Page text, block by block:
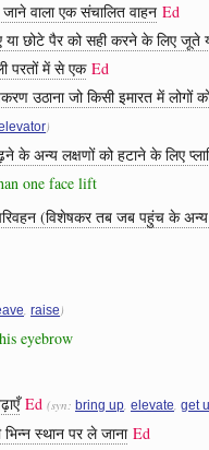
वाला एक संचालित वाहन Ed
या छोटे पैर को सही करने के लिए जूते
परतों में से एक Ed
उठाना जो किसी इमारत में
)
अन्य लक्षणों को हटाने के लिए
one face lift
परिवहन (विशेषकर तब जब पहुंच के
, raise)
eyebrow
Ed (syn: bring up, elevate, get
स्थान पर ले जाना Ed